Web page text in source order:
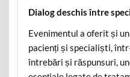
Dialog deschis între
Evenimentul a oferit și
pacienți și specialiști,
întrebări și răspunsuri,